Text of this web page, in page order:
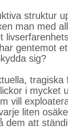
struktur
man med
gentemot
sig?
tragiska
i mycket
vill
liten
dem att